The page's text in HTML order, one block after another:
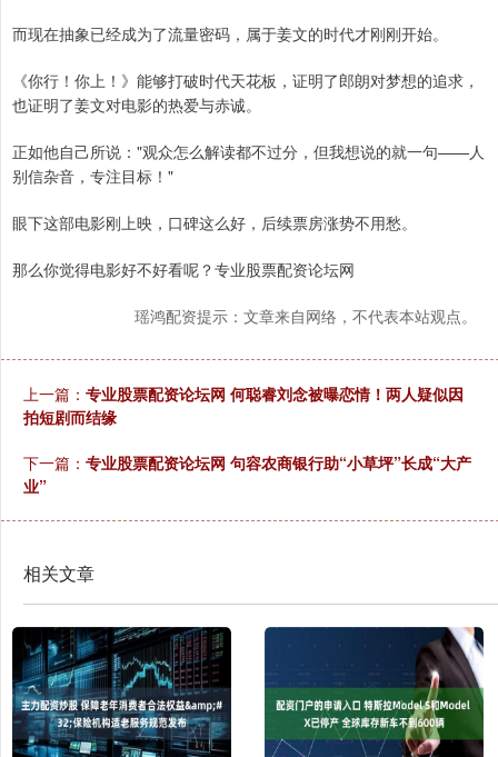
而现在抽象已经成为了流量密码，属于姜文的时代才刚刚开始。
《你行！你上！》能够打破时代天花板，证明了郎朗对梦想的追求，
也证明了姜文对电影的热爱与赤诚。
正如他自己所说："观众怎么解读都不过分，但我想说的就一句——人
别信杂音，专注目标！"
眼下这部电影刚上映，口碑这么好，后续票房涨势不用愁。
那么你觉得电影好不好看呢？专业股票配资论坛网
瑶鸿配资提示：文章来自网络，不代表本站观点。
上一篇： 专业股票配资论坛网 何聪睿刘念被曝恋情！两人疑似因
拍短剧而结缘
下一篇： 专业股票配资论坛网 句容农商银行助“小草坪”长成“大产
业”
相关文章